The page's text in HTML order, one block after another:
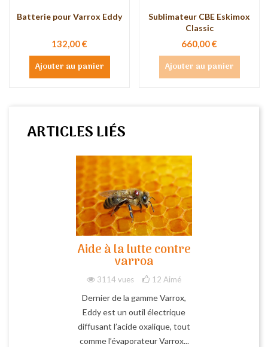
Batterie pour Varrox Eddy
132,00 €
Ajouter au panier
Sublimateur CBE Eskimox
Classic
660,00 €
Ajouter au panier
ARTICLES LIÉS
Aide à la lutte contre
varroa
3114 vues 12 Aimé
Dernier de la gamme Varrox,
Eddy est un outil électrique
diffusant l’acide oxalique, tout
comme l’évaporateur Varrox...